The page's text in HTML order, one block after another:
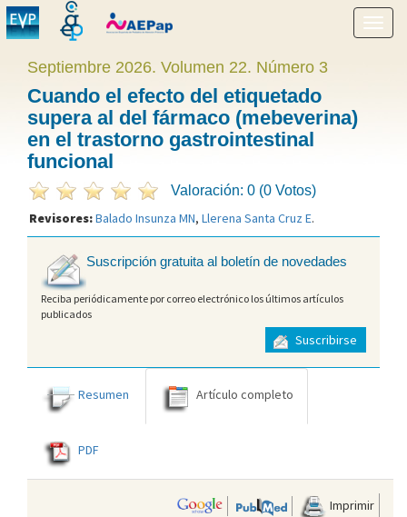
menú
Septiembre 2026. Volumen 22. Número 3
Cuando el efecto del etiquetado
supera al del fármaco (mebeverina)
en el trastorno gastrointestinal
funcional
Valoración: 0 (0 Votos)
Revisores:Balado Insunza MN, Llerena Santa Cruz E.
Suscripción gratuita al boletín de novedades
Reciba periódicamente por correo electrónico los últimos artículos
publicados
Suscribirse
Resumen Artículo completo
PDF
Imprimir